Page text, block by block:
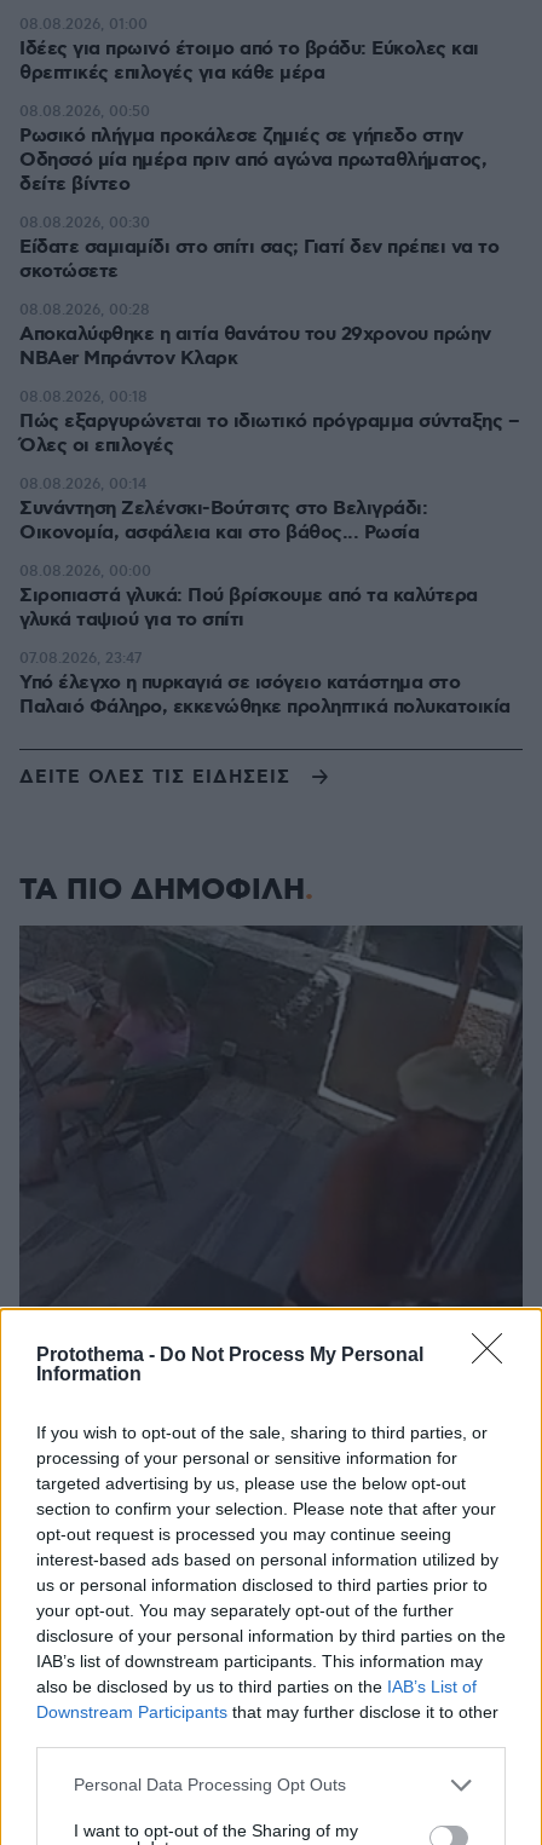
Protothema - Do Not Process My Personal
Information
If you wish to opt-out of the sale, sharing to third parties, or
processing of your personal or sensitive information for
targeted advertising by us, please use the below opt-out
section to confirm your selection. Please note that after your
opt-out request is processed you may continue seeing
interest-based ads based on personal information utilized by
us or personal information disclosed to third parties prior to
your opt-out. You may separately opt-out of the further
disclosure of your personal information by third parties on the
IAB’s list of downstream participants. This information may
also be disclosed by us to third parties on the IAB’s List of
Downstream Participants that may further disclose it to other
Please note that this website/app uses one or more Google
not limited to your visit or usage behaviour. You may click to
Personal Data Processing Opt Outs
I want to opt-out of the Sharing of my
Ιδέες για πρωινό έτοιμο από το βράδυ: Εύκολες και
θρεπτικές επιλογές για κάθε μέρα
08.08.2026, 01:00
Ρωσικό πλήγμα προκάλεσε ζημιές σε γήπεδο στην
Οδησσό μία ημέρα πριν από αγώνα πρωταθλήματος,
δείτε βίντεο
08.08.2026, 00:50
Είδατε σαμιαμίδι στο σπίτι σας; Γιατί δεν πρέπει να το
σκοτώσετε
08.08.2026, 00:30
Αποκαλύφθηκε η αιτία θανάτου του 29χρονου πρώην
NBAer Μπράντον Κλαρκ
08.08.2026, 00:28
Πώς εξαργυρώνεται το ιδιωτικό πρόγραμμα σύνταξης –
Όλες οι επιλογές
08.08.2026, 00:18
Συνάντηση Ζελένσκι-Βούτσιτς στο Βελιγράδι:
Οικονομία, ασφάλεια και στο βάθος... Ρωσία
08.08.2026, 00:14
Σιροπιαστά γλυκά: Πού βρίσκουμε από τα καλύτερα
γλυκά ταψιού για το σπίτι
08.08.2026, 00:00
Υπό έλεγχο η πυρκαγιά σε ισόγειο κατάστημα στο
Παλαιό Φάληρο, εκκενώθηκε προληπτικά πολυκατοικία
07.08.2026, 23:47
ΔΕΙΤΕ ΟΛΕΣ ΤΙΣ ΕΙΔΗΣΕΙΣ
ΤΑ ΠΙΟ ΔΗΜΟΦΙΛΗ
«Πόσα θέλεις για το κορίτσι;»: Τουρίστας στην
Κρήτη ζητά... τιμή για να ασελγήσει σε ανήλικη, τι
καταγγέλλει ο ιδιοκτήτης επιχείρησης
07.08.2026, 18:22